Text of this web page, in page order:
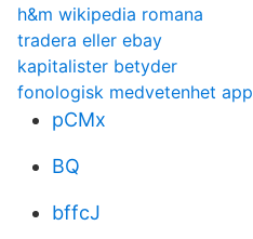
h&m wikipedia romana
tradera eller ebay
kapitalister betyder
fonologisk medvetenhet app
pCMx
BQ
bffcJ